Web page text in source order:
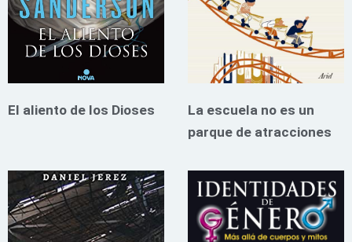
El aliento de los Dioses
La escuela no es un
parque de atracciones